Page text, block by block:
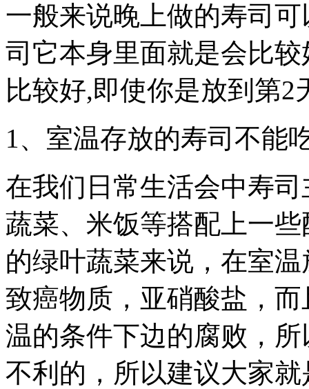
一般来说晚上做的寿司
司它本身里面就是会比
比较好,即使你是放到第
1、室温存放的寿司不能
在我们日常生活会中寿
蔬菜、米饭等搭配上一
的绿叶蔬菜来说，在室
致癌物质，亚硝酸盐，
温的条件下边的腐败，
不利的，所以建议大家